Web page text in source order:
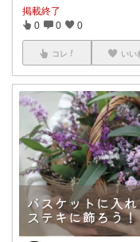
掲載終了
0 0 0
コレ いい